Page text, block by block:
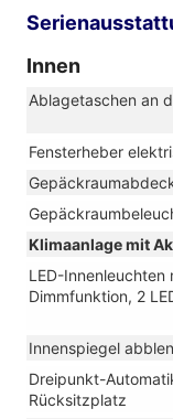
Innen
Ablagetaschen an
Fensterheber
Klimaanlage mit
LED-
Dimmfunktion, 2
Innenspiegel
Dreipunkt-
Rücksitzplatz